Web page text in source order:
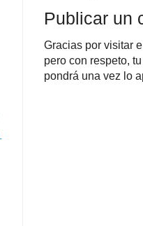
Publicar un
Gracias por visitar
pero con respeto,
pondrá una vez lo